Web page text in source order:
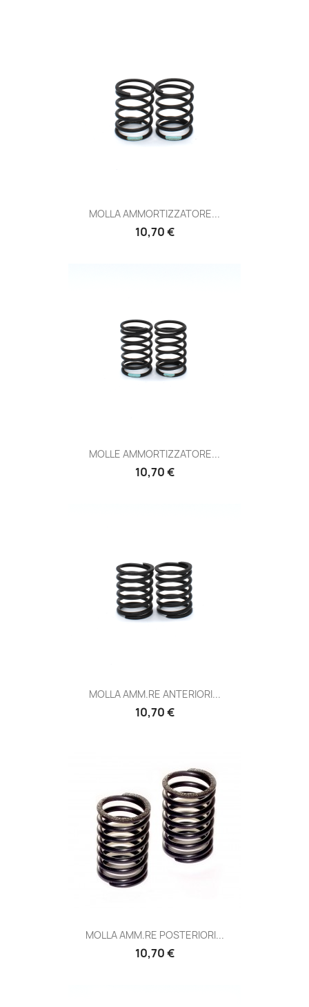
MOLLA AMMORTIZZATORE...
Prezzo
10,70 €
MOLLE AMMORTIZZATORE...
Prezzo
10,70 €
MOLLA AMM.RE ANTERIORI...
Prezzo
10,70 €
MOLLA AMM.RE POSTERIORI...
Prezzo
10,70 €